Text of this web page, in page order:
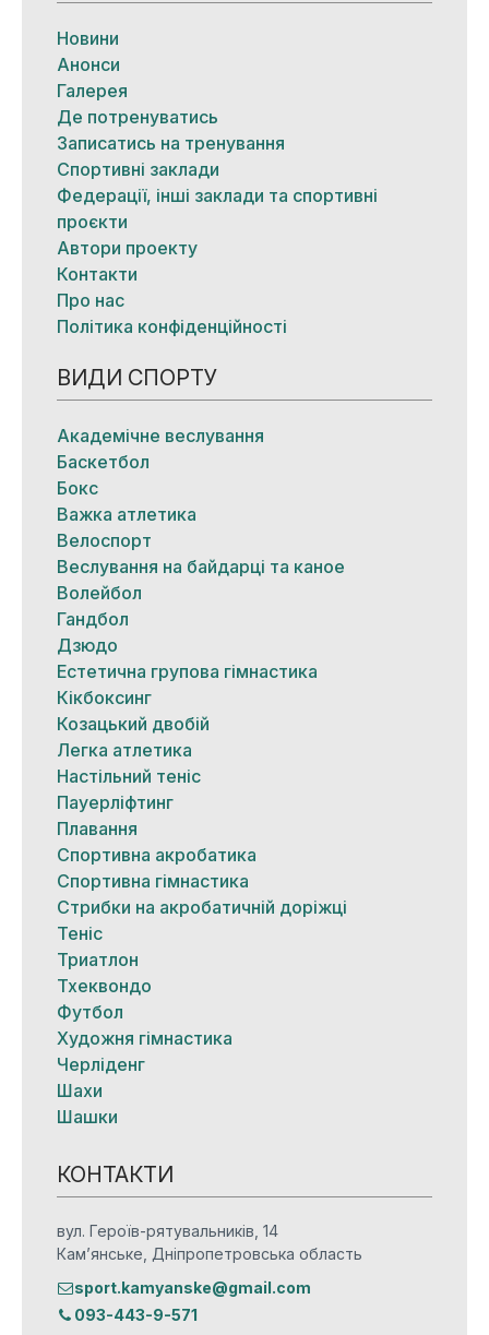
Новини
Анонси
Галерея
Де потренуватись
Записатись на тренування
Спортивні заклади
Федерації, інші заклади та спортивні
проєкти
Автори проекту
Контакти
Про нас
Політика конфіденційності
ВИДИ СПОРТУ
Академічне веслування
Баскетбол
Бокс
Важка атлетика
Велоспорт
Веслування на байдарці та каное
Волейбол
Гандбол
Дзюдо
Естетична групова гімнастика
Кікбоксинг
Козацький двобій
Легка атлетика
Настільний теніс
Пауерліфтинг
Плавання
Спортивна акробатика
Спортивна гімнастика
Стрибки на акробатичній доріжці
Теніс
Триатлон
Тхеквондо
Футбол
Художня гімнастика
Черліденг
Шахи
Шашки
КОНТАКТИ
вул. Героїв-рятувальників, 14
Кам’янське, Дніпропетровська область
sport.kamyanske@gmail.com
093-443-9-571